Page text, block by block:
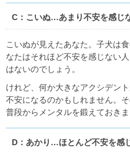
C：こいぬ…あまり不安を感じ
こいぬが見えたあなた。子犬は
なたはそれほど不安を感じない
はないのでしょう。
けれど、何か大きなアクシデン
不安になるのかもしれません。
普段からメンタルを鍛えておきま
D：あかり…ほとんど不安を感